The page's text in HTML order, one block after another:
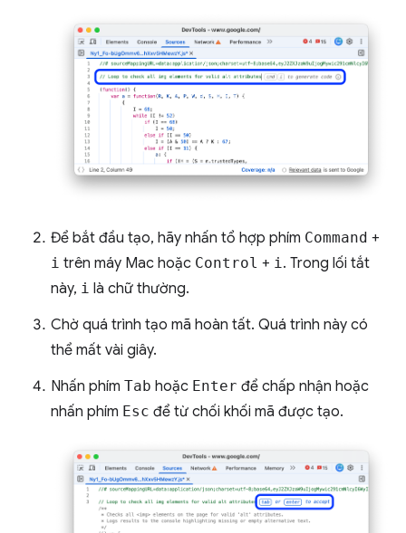
Để bắt đầu tạo, hãy nhấn tổ hợp phím Command +
i trên máy Mac hoặc Control + i . Trong lối tắt
này, i là chữ thường.
Chờ quá trình tạo mã hoàn tất. Quá trình này có
thể mất vài giây.
Nhấn phím Tab hoặc Enter để chấp nhận hoặc
nhấn phím Esc để từ chối khối mã được tạo.